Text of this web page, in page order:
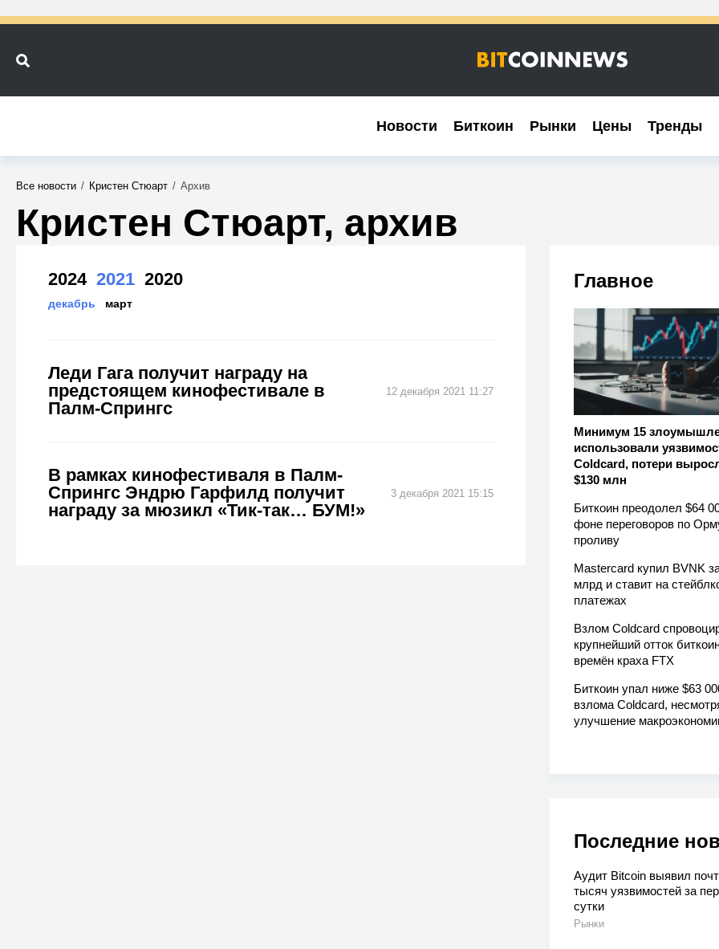
Новости Биткоин Рынки Цены Тренды
Новости Биткоин Рынки Цены Тренды
Все новости / Кристен Стюарт / Архив
Кристен Стюарт, архив
2024 2021 2020
декабрь март
Леди Гага получит награду на
предстоящем кинофестивале в
Палм-Спрингс
12 декабря 2021 11:27
В рамках кинофестиваля в Палм-
Спрингс Эндрю Гарфилд получит
награду за мюзикл «Тик-так… БУМ!»
3 декабря 2021 15:15
Главное
Минимум 15
использовали
Coldcard, потери
$130 млн
Биткоин преодолел $64
фоне переговоров по
проливу
Mastercard купил BVNK
млрд и ставит на
платежах
Взлом Coldcard
крупнейший отток
времён краха FTX
Биткоин упал ниже $63
взлома Coldcard,
улучшение
Последние
Аудит Bitcoin выявил
тысяч уязвимостей за
сутки
Рынки